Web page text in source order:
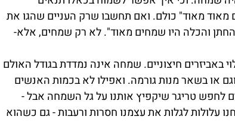
מאוד מאוד" כולם. ואם תחשבו שרק העניים שהגו את
והכלה היו שמחים מאוד". לא רק שמחים, אלא-
חיצוניים. שמחה אינה נמדדת בגודל האולם
או בשאר מנות גורמה. ואפילו לא בכמות האנשים
לחפש טריגר שיקפיץ אותנו על גל השמחה אבל -
עלולות לגלות את עצמנו חסרות ורעבות - גם כשהוא